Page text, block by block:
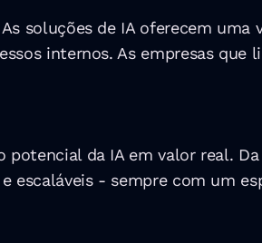
soluções de IA oferecem
internos. As empresas
potencial da IA em valor real.
e escaláveis - sempre com um